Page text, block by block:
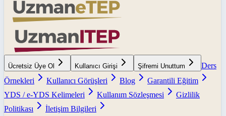
Ücretsiz Üye Ol Kullanıcı Girişi Şifremi Unuttum
Ders
Örnekleri
Kullanıcı Görüşleri Blog
Garantili Eğitim
YDS / e-YDS Kelimeleri
Kullanım Sözleşmesi
Gizlilik
Politikası
İletişim Bilgileri